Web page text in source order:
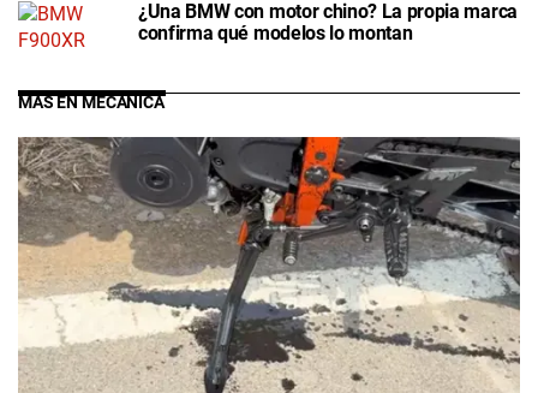
¿Una BMW con motor chino? La propia marca
confirma qué modelos lo montan
MÁS EN MECÁNICA